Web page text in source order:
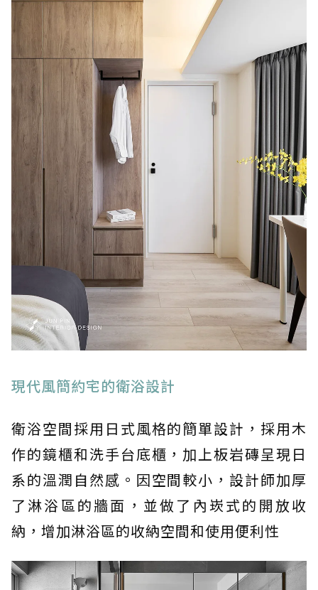
現代風簡約宅的衛浴設計
衛浴空間採用日式風格的簡單設計，採用木
作的鏡櫃和洗手台底櫃，加上板岩磚呈現日
系的溫潤自然感。因空間較小，設計師加厚
了淋浴區的牆面，並做了內崁式的開放收
納，增加淋浴區的收納空間和使用便利性